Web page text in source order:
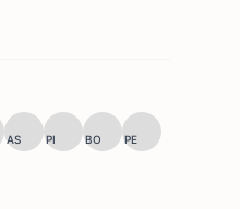
AS PI BO PE